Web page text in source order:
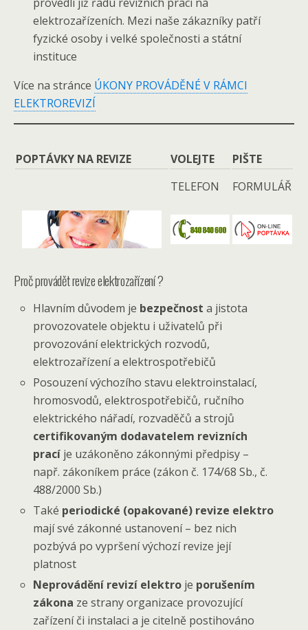
elektrozařízeních. Mezi naše zákazníky patří
fyzické osoby i velké společnosti a státní
instituce
Více na stránce ÚKONY PROVÁDĚNÉ V RÁMCI
ELEKTROREVIZÍ
POPTÁVKY NA REVIZE VOLEJTE
PIŠTE
TELEFON
FORMULÁŘ
Proč provádět revize elektrozařízení ?
Hlavním důvodem je bezpečnost a jistota
provozovatele objektu i uživatelů při
provozování elektrických rozvodů,
elektrozařízení a elektrospotřebičů
Posouzení výchozího stavu elektroinstalací,
hromosvodů, elektrospotřebičů, ručního
elektrického nářadí, rozvaděčů a strojů
certifikovaným dodavatelem revizních
prací je uzákoněno zákonnými předpisy –
např. zákoníkem práce (zákon č. 174/68 Sb., č.
488/2000 Sb.)
Také periodické (opakované) revize elektro
mají své zákonné ustanovení – bez nich
pozbývá po vypršení výchozí revize její
platnost
Neprovádění revizí elektro je porušením
zákona ze strany organizace provozující
zařízení či instalaci a je citelně postihováno